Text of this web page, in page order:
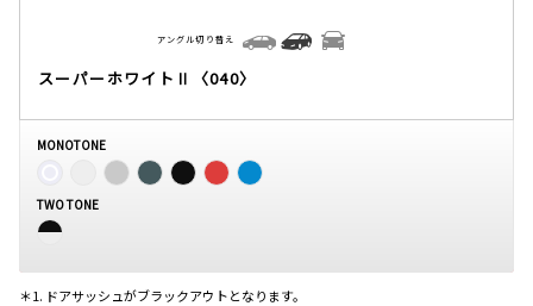
スーパーホワイトⅡ〈040〉
アングル切り替え
MONOTONE
TWO TONE
＊1. ドアサッシュがブラックアウトとなります。